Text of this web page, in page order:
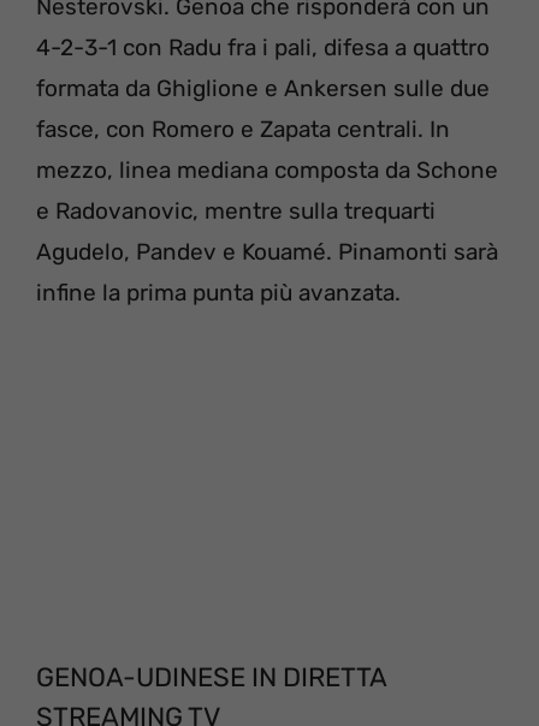
Nesterovski. Genoa che risponderà con un
4-2-3-1 con Radu fra i pali, difesa a quattro
formata da Ghiglione e Ankersen sulle due
fasce, con Romero e Zapata centrali. In
mezzo, linea mediana composta da Schone
e Radovanovic, mentre sulla trequarti
Agudelo, Pandev e Kouamé. Pinamonti sarà
infine la prima punta più avanzata.
GENOA-UDINESE IN DIRETTA
STREAMING TV